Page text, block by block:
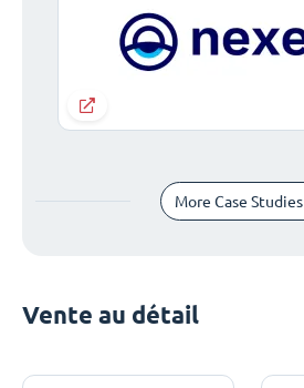
More Case Studies
Vente au détail